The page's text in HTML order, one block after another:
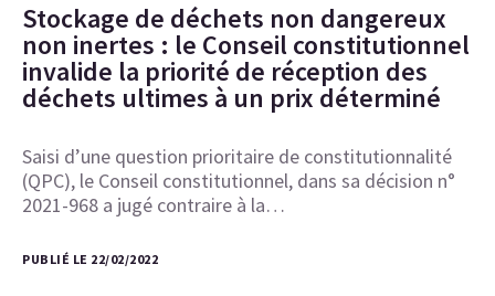
Stockage de déchets non dangereux
non inertes : le Conseil constitutionnel
invalide la priorité de réception des
déchets ultimes à un prix déterminé
Saisi d’une question prioritaire de constitutionnalité
(QPC), le Conseil constitutionnel, dans sa décision n°
2021-968 a jugé contraire à la…
PUBLIÉ LE 22/02/2022